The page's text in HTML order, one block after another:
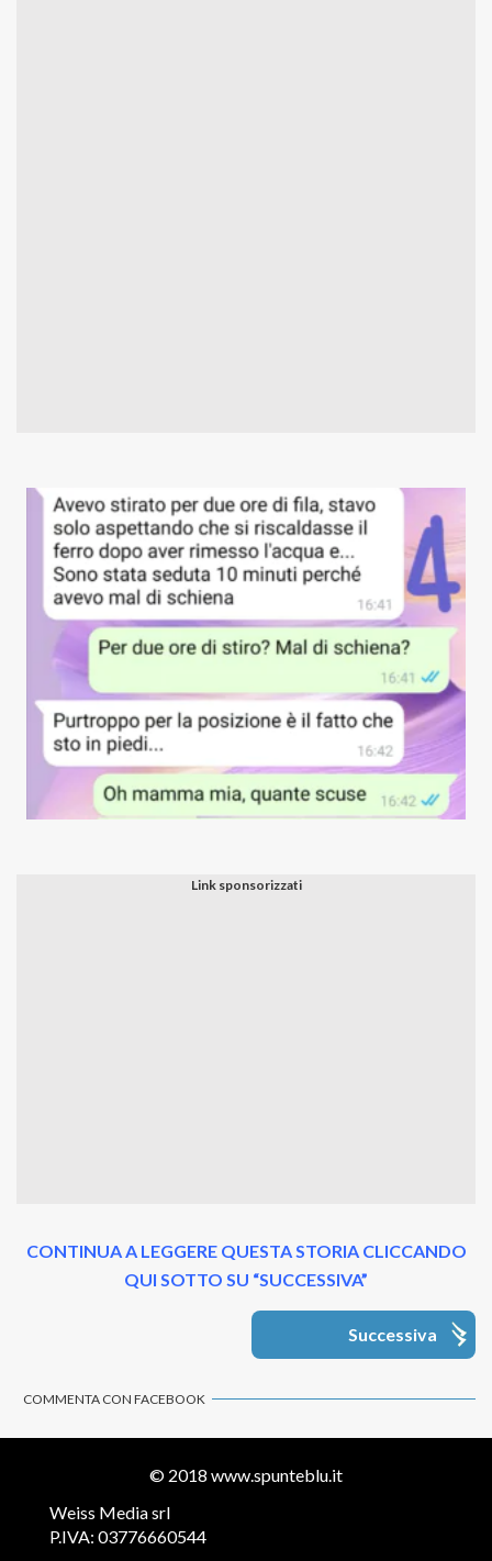
CONTINUA A LEGGERE QUESTA STORIA CLICCANDO
QUI SOTTO SU “SUCCESSIVA”
Successiva
COMMENTA CON FACEBOOK
© 2018 www.spunteblu.it
Weiss Media srl
P.IVA: 03776660544